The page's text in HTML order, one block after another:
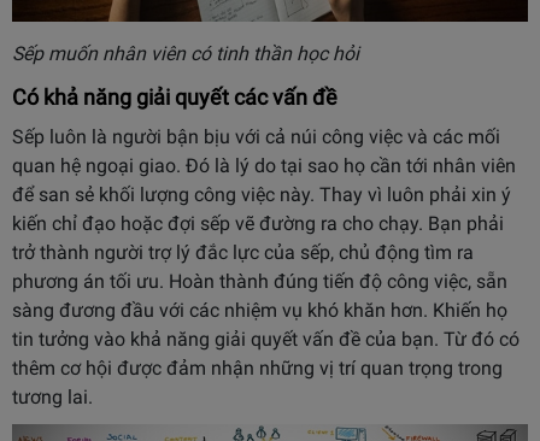
Sếp muốn nhân viên có tinh thần học hỏi
Có khả năng giải quyết các vấn đề
Sếp luôn là người bận bịu với cả núi công việc và các mối
quan hệ ngoại giao. Đó là lý do tại sao họ cần tới nhân viên
để san sẻ khối lượng công việc này. Thay vì luôn phải xin ý
kiến chỉ đạo hoặc đợi sếp vẽ đường ra cho chạy. Bạn phải
trở thành người trợ lý đắc lực của sếp, chủ động tìm ra
phương án tối ưu. Hoàn thành đúng tiến độ công việc, sẵn
sàng đương đầu với các nhiệm vụ khó khăn hơn. Khiến họ
tin tưởng vào khả năng giải quyết vấn đề của bạn. Từ đó có
thêm cơ hội được đảm nhận những vị trí quan trọng trong
tương lai.